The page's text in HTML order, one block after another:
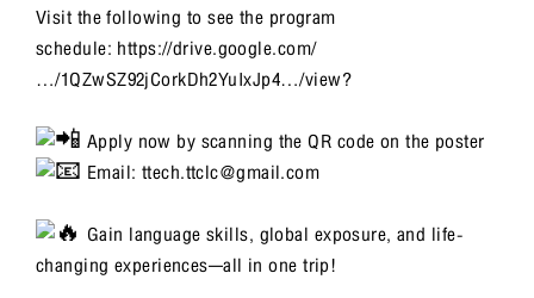
Visit the following to see the program
schedule: https://drive.google.com/
…/1QZwSZ92jCorkDh2YuIxJp4…/view?
Apply now by scanning the QR code on the poster
Email: ttech.ttclc@gmail.com
Gain language skills, global exposure, and life-
changing experiences—all in one trip!